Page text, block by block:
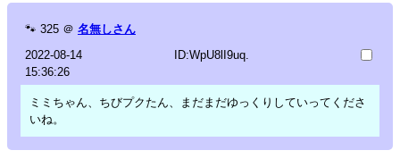
🐾 325 ＠ 名無しさん
2022-08-14
15:36:26
ID:WpU8lI9uq.
ミミちゃん、ちびプクたん、まだまだゆっくりしていってくださ
いね。